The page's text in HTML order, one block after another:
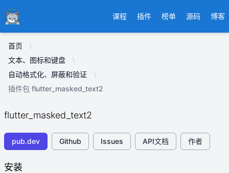
Ducafecat 课程 插件 榜单 源码 博客
首页
文本、图标和键盘
自动格式化、屏蔽和验证
插件包 flutter_masked_text2
flutter_masked_text2
pub.dev Github Issues API文档 作者
安装